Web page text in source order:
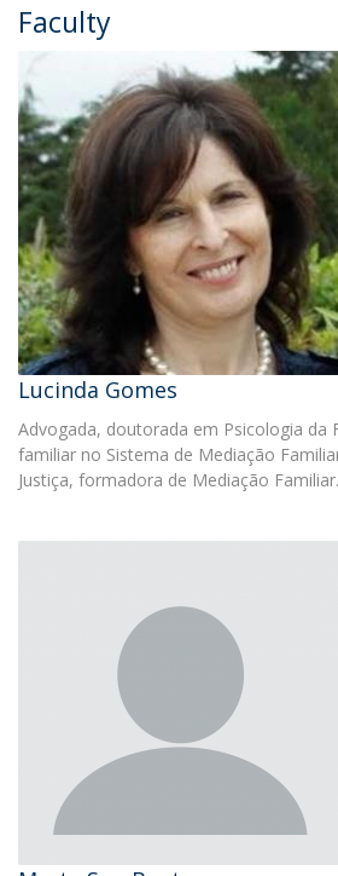
Faculty
Lucinda Gomes
Advogada, doutorada em Psicologia da
familiar no Sistema de Mediação
Justiça, formadora de Mediação